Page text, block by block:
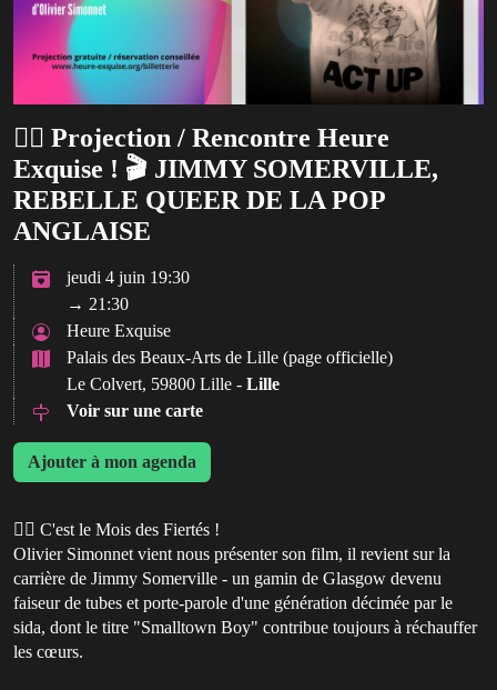
🏳️‍🌈 Projection / Rencontre Heure
Exquise ! 🎬 JIMMY SOMERVILLE,
REBELLE QUEER DE LA POP
ANGLAISE
jeudi 4 juin 19:30
→ 21:30
Heure Exquise
Palais des Beaux-Arts de Lille (page officielle)
Le Colvert, 59800 Lille - Lille
Voir sur une carte
Ajouter à mon agenda
🏳️‍🌈 C'est le Mois des Fiertés !
Olivier Simonnet vient nous présenter son film, il revient sur la
carrière de Jimmy Somerville - un gamin de Glasgow devenu
faiseur de tubes et porte-parole d'une génération décimée par le
sida, dont le titre "Smalltown Boy" contribue toujours à réchauffer
les cœurs.